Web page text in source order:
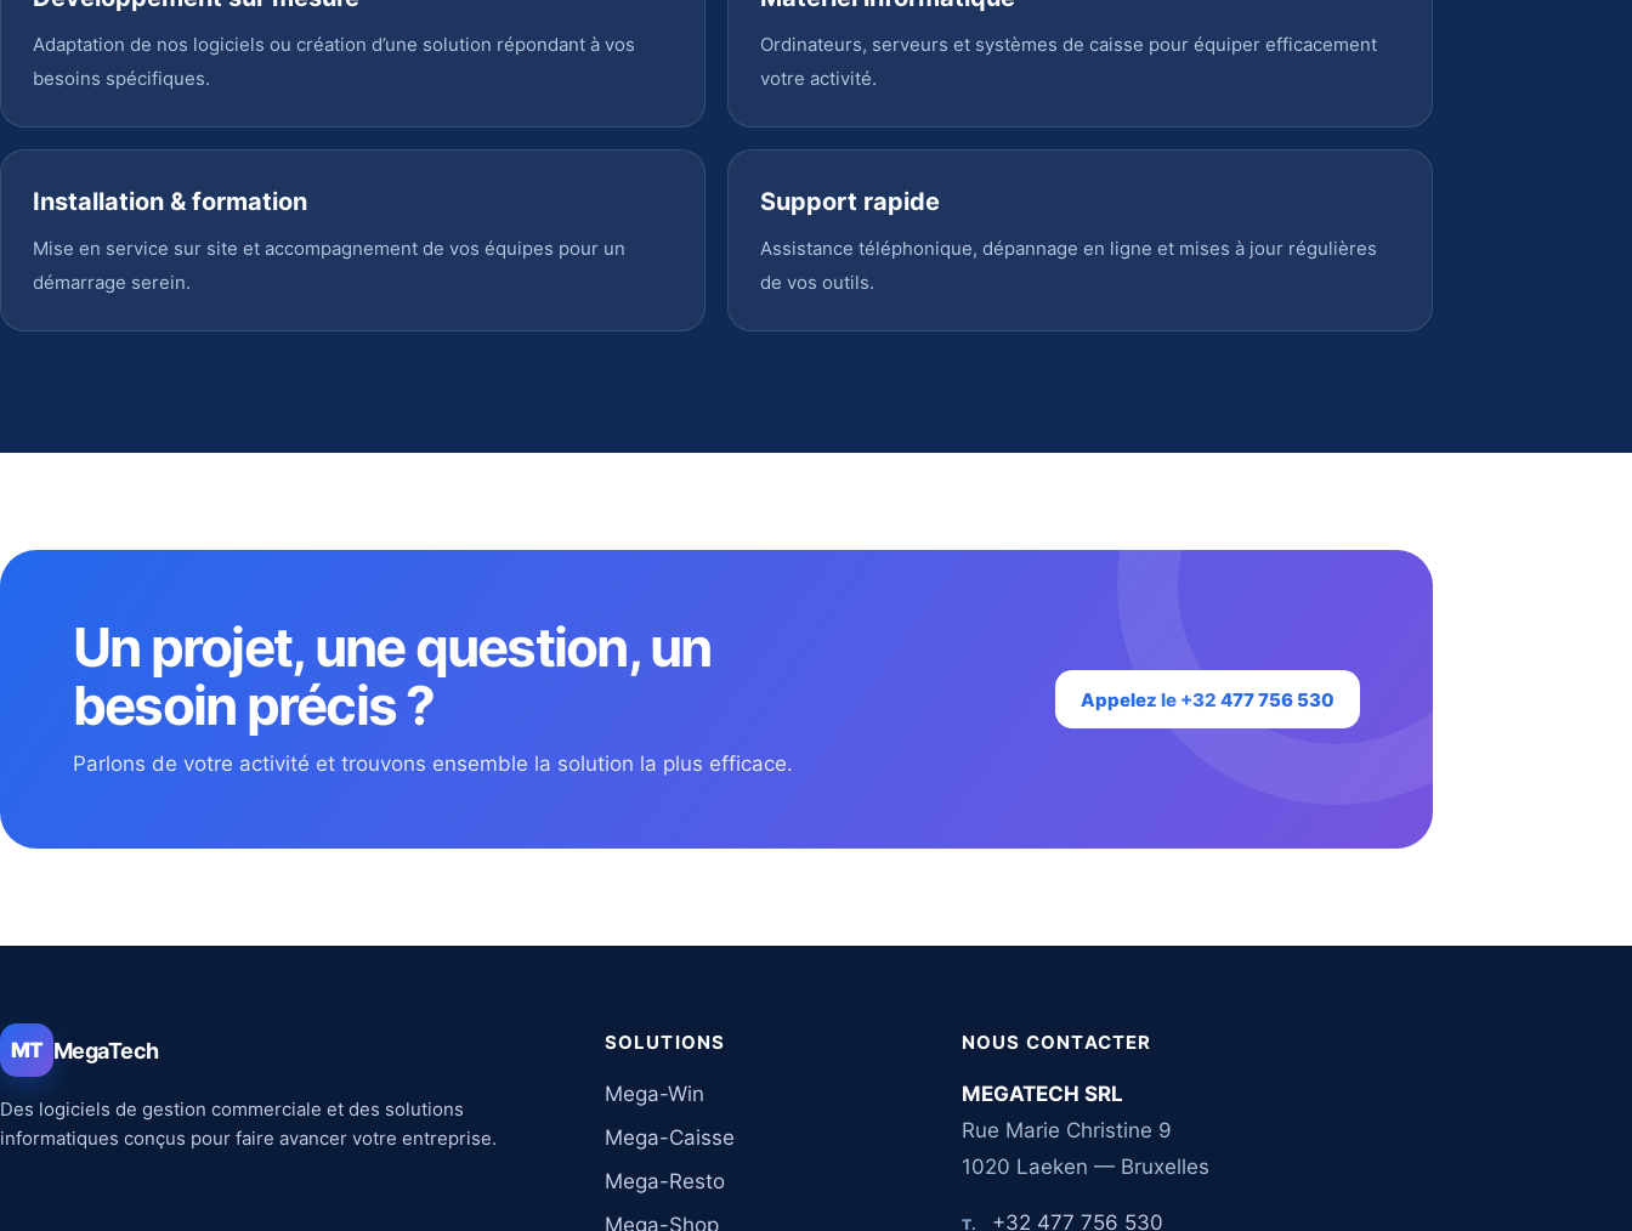
Adaptation de nos logiciels ou création d’une solution répondant à vos
besoins spécifiques.
Ordinateurs, serveurs et systèmes de caisse pour équiper efficacement
votre activité.
Installation & formation
Mise en service sur site et accompagnement de vos équipes pour un
démarrage serein.
Support rapide
Assistance téléphonique, dépannage en ligne et mises à jour régulières
de vos outils.
Un projet, une question, un
besoin précis ?
Parlons de votre activité et trouvons ensemble la solution la plus efficace.
Appelez le +32 477 756 530
MT MegaTech
Des logiciels de gestion commerciale et des solutions
informatiques conçus pour faire avancer votre entreprise.
SOLUTIONS
Mega-Win
Mega-Caisse
Mega-Resto
Mega-Shop
NOUS CONTACTER
MEGATECH SRL
Rue Marie Christine 9
1020 Laeken — Bruxelles
T. +32 477 756 530